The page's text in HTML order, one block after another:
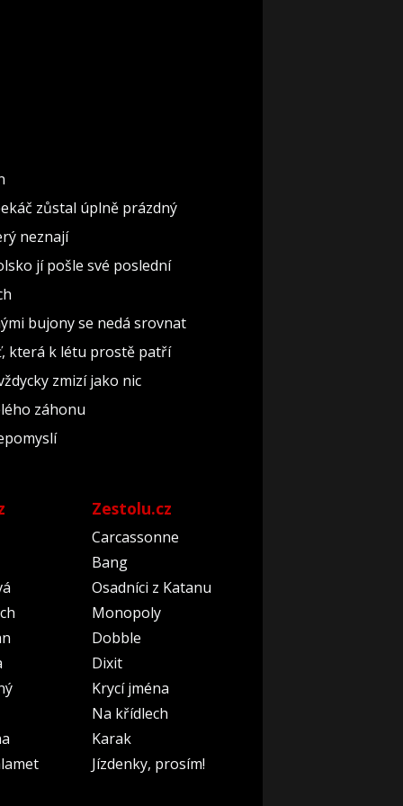
zůstal úplně prázdný
neznají
jí pošle své poslední
bujony se nedá srovnat
která k létu prostě patří
zmizí jako nic
záhonu
Zestolu.cz
Carcassonne
Bang
Osadníci z Katanu
Monopoly
Dobble
Dixit
Krycí jména
Na křídlech
Karak
Jízdenky, prosím!